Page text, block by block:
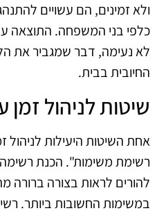
ולא זמינים, הם עשויים
כלפי בני המשפחה. התוצאה
לא נעימה, דבר שמגביר את
החיובית בבית.
שיטות לניהול זמן
אחת השיטות היעילות
רשימת משימות". הכנת רשימה
להורים לראות בצורה ברורה
במשימות החשובות ביותר.